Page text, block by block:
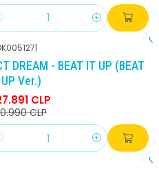
DCTO
|
DREAM - BEAT IT UP (BEAT
Ver.)
CLP
CLP